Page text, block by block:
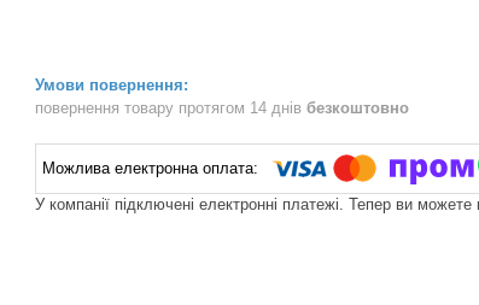
повернення товару протягом 14 днів безкоштовно
У компанії підключені електронні платежі. Тепер ви